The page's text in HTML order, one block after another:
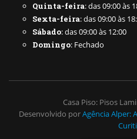
Quinta-feira: das 09:00 às
Sexta-feira: das 09:00 às
Sábado: das 09:00 às 12:00
Domingo: Fechado
Casa Piso: Pisos
Desenvolvido porAgência Alper: